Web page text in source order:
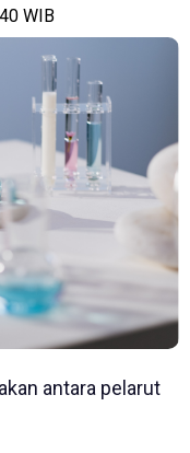
WIB
antara pelarut